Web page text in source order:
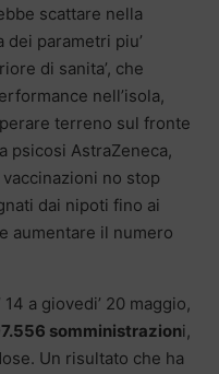
scattare nella
dei parametri piu’
di sanita’, che
nell’isola,
terreno sul fronte
psicosi AstraZeneca,
no stop
dai nipoti fino ai
aumentare il numero
a giovedi’ 20 maggio,
somministrazioni,
Un risultato che ha